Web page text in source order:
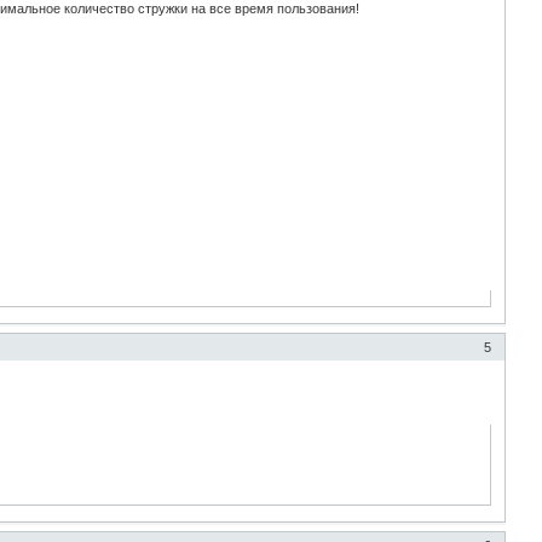
количество стружки на все время пользования!
5